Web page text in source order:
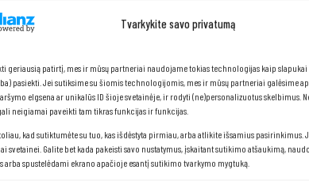
Tvarkykite savo privatumą
geriausią patirtį, mes ir mūsų partneriai naudojame tokias technologijas kaip
pasiekti. Jei sutiksime su šiomis technologijomis, mes ir mūsų partneriai galėsime
elgsena ar unikalūs ID šioje svetainėje, ir rodyti (ne)personalizuotus skelbimus.
neigiamai paveikti tam tikras funkcijas ir funkcijas.
kad sutiktumėte su tuo, kas išdėstyta pirmiau, arba atlikite išsamius pasirinkimus.
svetainei. Galite bet kada pakeisti savo nustatymus, įskaitant sutikimo atšaukimą,
spustelėdami ekrano apačioje esantį sutikimo tvarkymo mygtuką.
HP Elitebook 845 G7
RAM: 32GB
Kietasis diskas: 512GB SSD